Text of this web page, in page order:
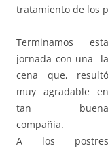
tratamiento de los
Terminamos esta
jornada con una la
cena que, resultó
muy agradable en
tan buena
compañía.
A los postres